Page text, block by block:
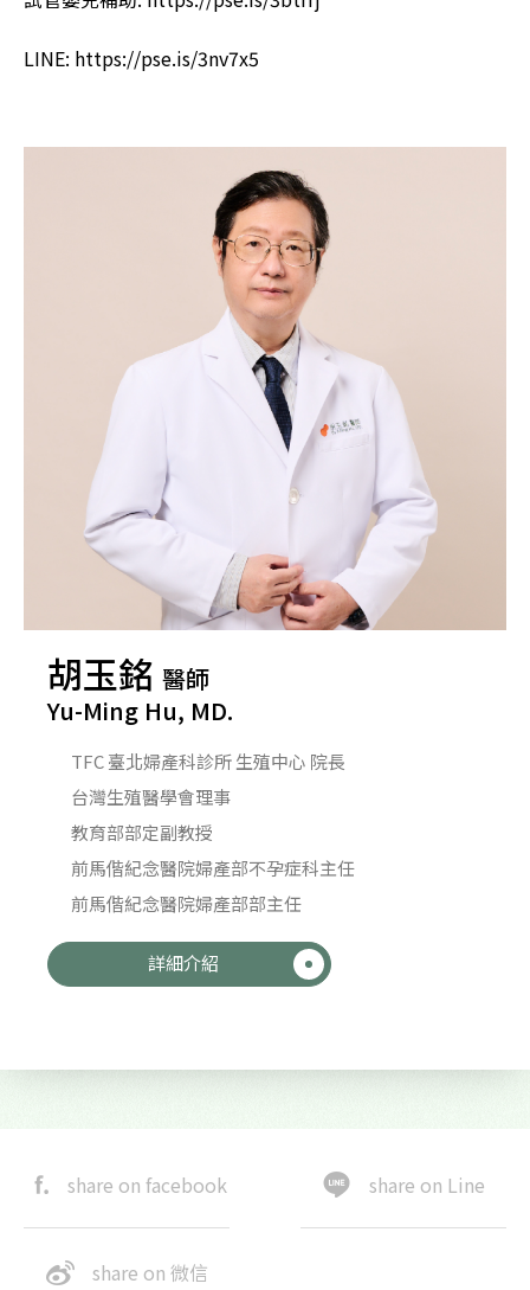
LINE: https://pse.is/3nv7x5
胡玉銘醫師
Yu-Ming Hu, MD.
TFC 臺北婦產科診所 生殖中心 院長
台灣生殖醫學會理事
教育部部定副教授
前馬偕紀念醫院婦產部不孕症科主任
前馬偕紀念醫院婦產部部主任
詳細介紹
share on facebook share on Line
share on 微信